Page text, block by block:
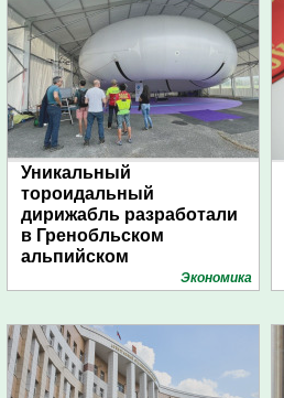
Уникальный
тороидальный
дирижабль разработали
в Гренобльском
альпийском
Экономика